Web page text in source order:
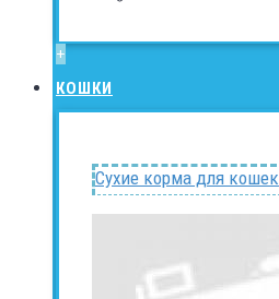
+
КОШКИ
Сухие корма для кошек